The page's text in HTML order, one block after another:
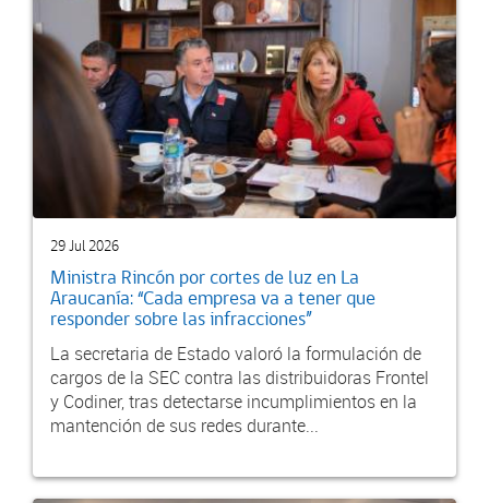
29 Jul 2026
Ministra Rincón por cortes de luz en La
Araucanía: “Cada empresa va a tener que
responder sobre las infracciones”
La secretaria de Estado valoró la formulación de
cargos de la SEC contra las distribuidoras Frontel
y Codiner, tras detectarse incumplimientos en la
mantención de sus redes durante...